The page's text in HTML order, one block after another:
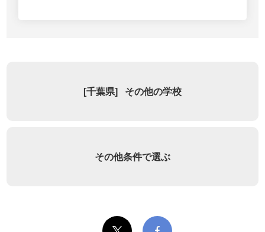
[千葉県] その他の学校
その他条件で選ぶ